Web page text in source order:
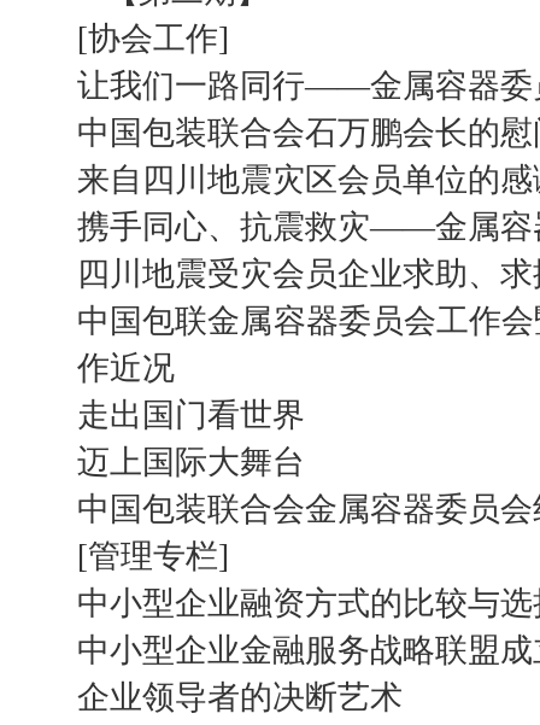
[协会工作]
让我们一路同行——金属容器委
中国包装联合会石万鹏会长的
来自四川地震灾区会员单位的
携手同心、抗震救灾——金属容
四川地震受灾会员企业求助、
中国包联金属容器委员会工作
作近况
走出国门看世界
迈上国际大舞台
中国包装联合会金属容器委员
[管理专栏]
中小型企业融资方式的比较与选
中小型企业金融服务战略联盟成
企业领导者的决断艺术